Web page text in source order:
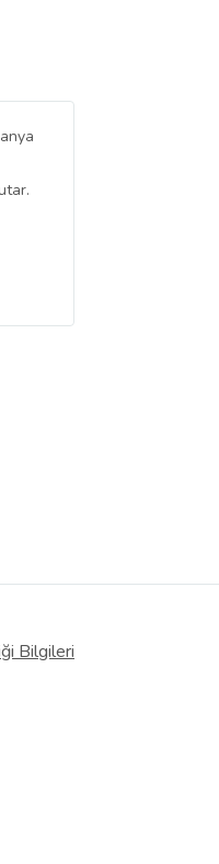
Bilgileri